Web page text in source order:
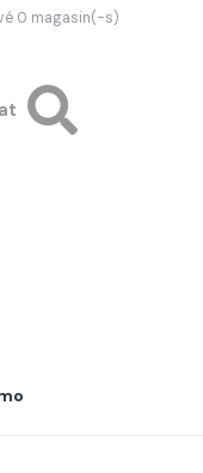
0 magasin(-s)